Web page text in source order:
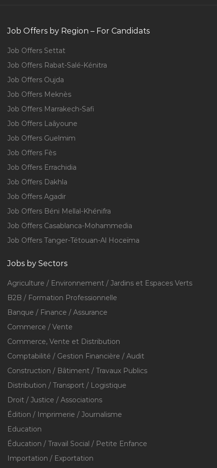
Job Offers by Region – For Candidats
Job Offers Settat
Job Offers Rabat-Salé-Kénitra
Job Offers Oujda
Job Offers Meknès
Job Offers Marrakech-Safi
Job Offers Laâyoune
Job Offers Guelmim
Job Offers Fès
Job Offers Errachidia
Job Offers Dakhla
Job Offers Agadir
Job Offers Béni Mellal-Khénifra
Job Offers Casablanca-Mohammedia
Job Offers Tanger-Tétouan-Al Hoceïma
Jobs by Sectors
Agriculture / Environnement / Jardins et Espaces Verts
B2B / Formation Professionnelle
Banque / Finance / Assurance
Commerce / Vente
Commerce, Vente et Distribution
Comptabilité / Gestion Financière / Audit
Construction / Bâtiment / Travaux Publics
Distribution / Transport / Logistique
Droit / Justice / Associations
Édition / Imprimerie / Journalisme
Education
Éducation / Travail Social / Petite Enfance
Importation / Exportation